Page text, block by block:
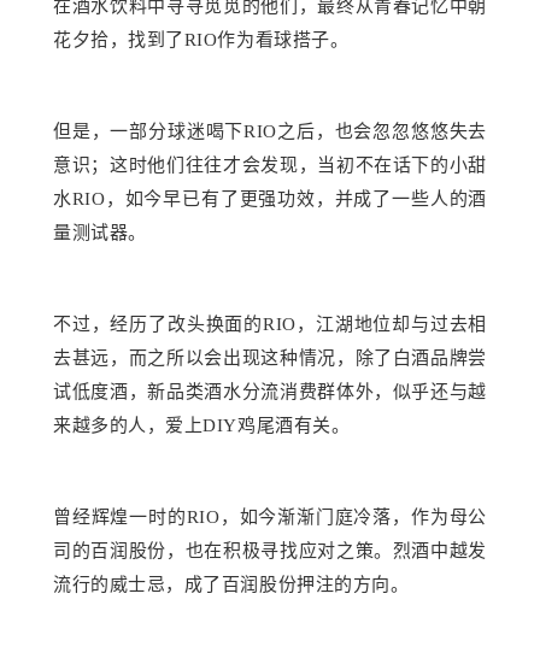
在酒水饮料中寻寻觅觅的他们，最终从青春记忆中朝
花夕拾，找到了RIO作为看球搭子。
但是，一部分球迷喝下RIO之后，也会忽忽悠悠失去
意识；这时他们往往才会发现，当初不在话下的小甜
水RIO，如今早已有了更强功效，并成了一些人的酒
量测试器。
不过，经历了改头换面的RIO，江湖地位却与过去相
去甚远，而之所以会出现这种情况，除了白酒品牌尝
试低度酒，新品类酒水分流消费群体外，似乎还与越
来越多的人，爱上DIY鸡尾酒有关。
曾经辉煌一时的RIO，如今渐渐门庭冷落，作为母公
司的百润股份，也在积极寻找应对之策。烈酒中越发
流行的威士忌，成了百润股份押注的方向。